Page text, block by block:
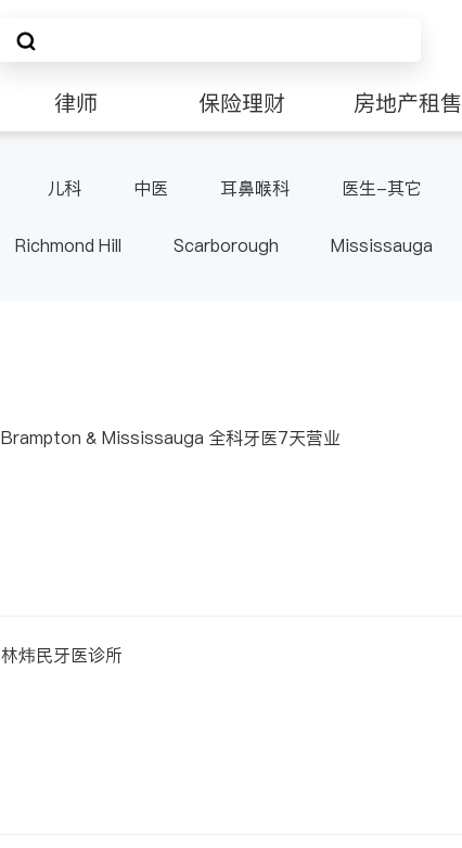
律师 保险理财 房地产租售
儿科 中医 耳鼻喉科 医生-其它
Richmond Hill Scarborough Mississauga
Brampton & Mississauga 全科牙医7天营业
林炜民牙医诊所